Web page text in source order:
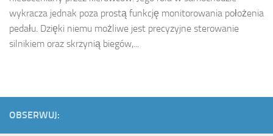
wykracza jednak poza prostą funkcję monitorowania położenia
pedału. Dzięki niemu możliwe jest precyzyjne sterowanie
silnikiem oraz skrzynią biegów,...
OBSERWUJ: